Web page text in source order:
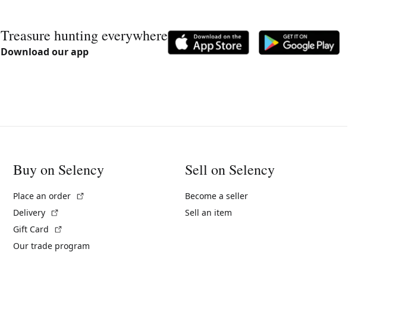
Treasure hunting everywhere
Download our app
Buy on Selency
Place an order
Delivery
Gift Card
Our trade program
Sell on Selency
Become a seller
Sell an item